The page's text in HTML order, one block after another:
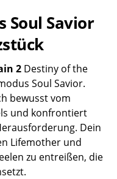
Soul Savior
2Destiny of the
Soul Savior.
bewusst vom
und konfrontiert
Dein
Lifemother und
zu entreißen, die